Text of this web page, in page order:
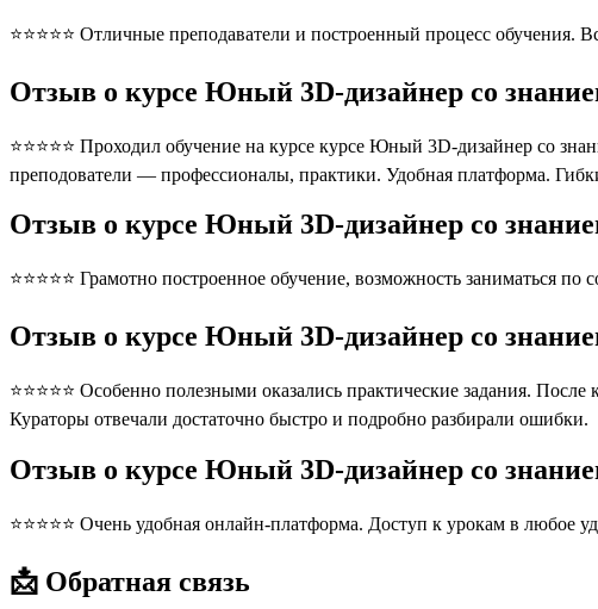
⭐⭐⭐⭐⭐ Отличные преподаватели и построенный процесс обучения.
Отзыв о курсе Юный 3D-дизайнер со
⭐⭐⭐⭐⭐ Проходил обучение на курсе курсе Юный 3D-дизайнер со
преподователи — профессионалы, практики. Удобная платформа.
Отзыв о курсе Юный 3D-дизайнер со
⭐⭐⭐⭐⭐ Грамотно построенное обучение, возможность заниматься по
Отзыв о курсе Юный 3D-дизайнер со
⭐⭐⭐⭐⭐ Особенно полезными оказались практические задания.
Кураторы отвечали достаточно быстро и подробно разбирали ошибки.
Отзыв о курсе Юный 3D-дизайнер со
⭐⭐⭐⭐⭐ Очень удобная онлайн-платформа. Доступ к урокам в любое
📩 Обратная связь